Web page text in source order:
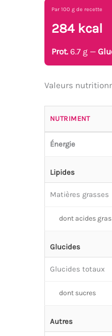
Par 100 g de recette
284 kcal
Prot.6.7 g —
Valeurs
NUTRIMENT
Énergie
Lipides
Matières grasses
dont acides
Glucides
Glucides totaux
dont sucres
Autres